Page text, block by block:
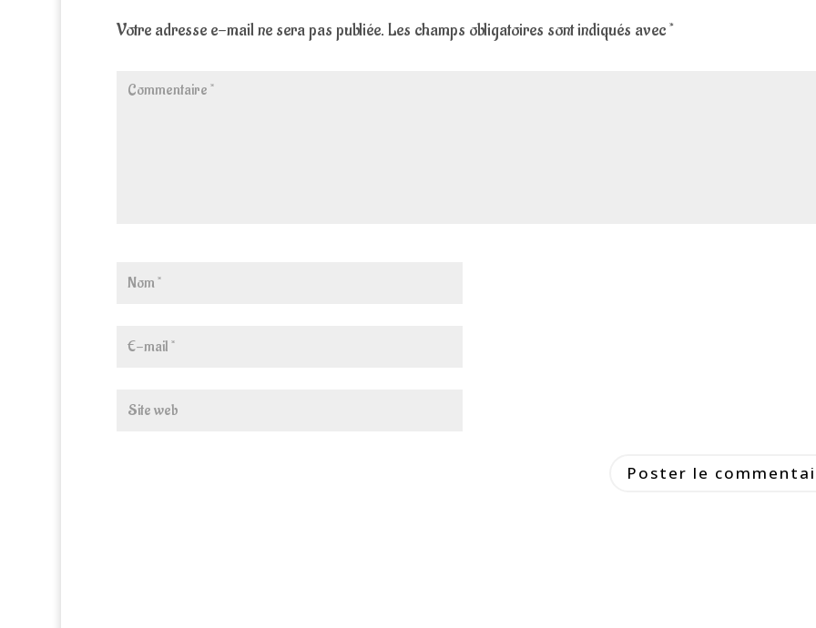
Votre adresse e-mail ne sera pas publiée. Les champs obligatoires sont indiqués avec*